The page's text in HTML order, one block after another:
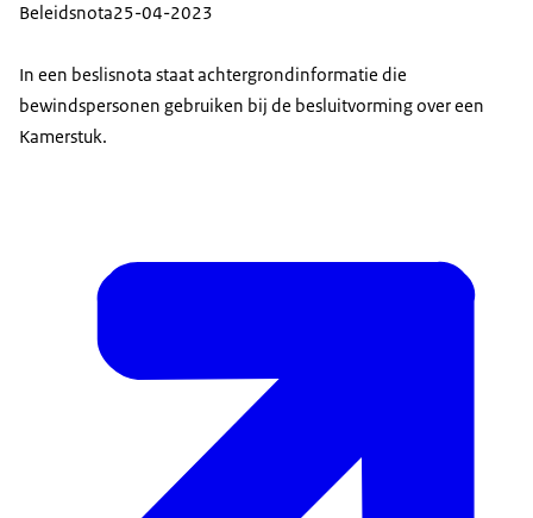
Beleidsnota25-04-2023
In een beslisnota staat achtergrondinformatie die
bewindspersonen gebruiken bij de besluitvorming over een
Kamerstuk.